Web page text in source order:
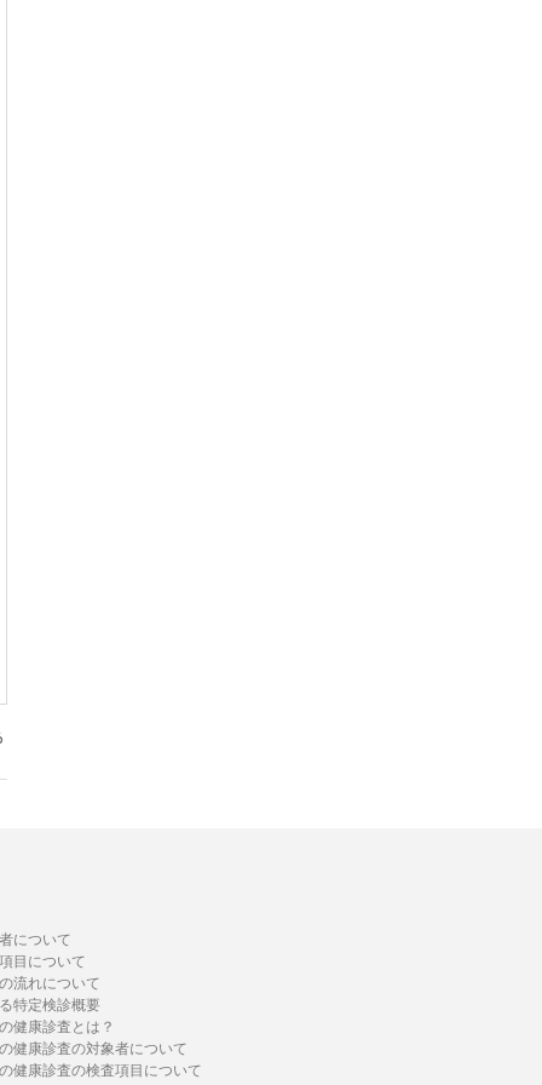
について
目について
流れについて
特定検診概要
健康診査とは？
健康診査の対象者について
健康診査の検査項目について